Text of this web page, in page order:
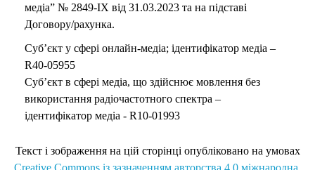
медіа” № 2849-IX від 31.03.2023 та на підставі
Договору/рахунка.
Суб’єкт у сфері онлайн-медіа; ідентифікатор медіа –
R40-05955
Суб’єкт в сфері медіа, що здійснює мовлення без
використання радіочастотного спектра –
ідентифікатор медіа - R10-01993
Текст і зображення на цій сторінці опубліковано на умовах
Creative Commons із зазначенням авторства 4.0 міжнародна.